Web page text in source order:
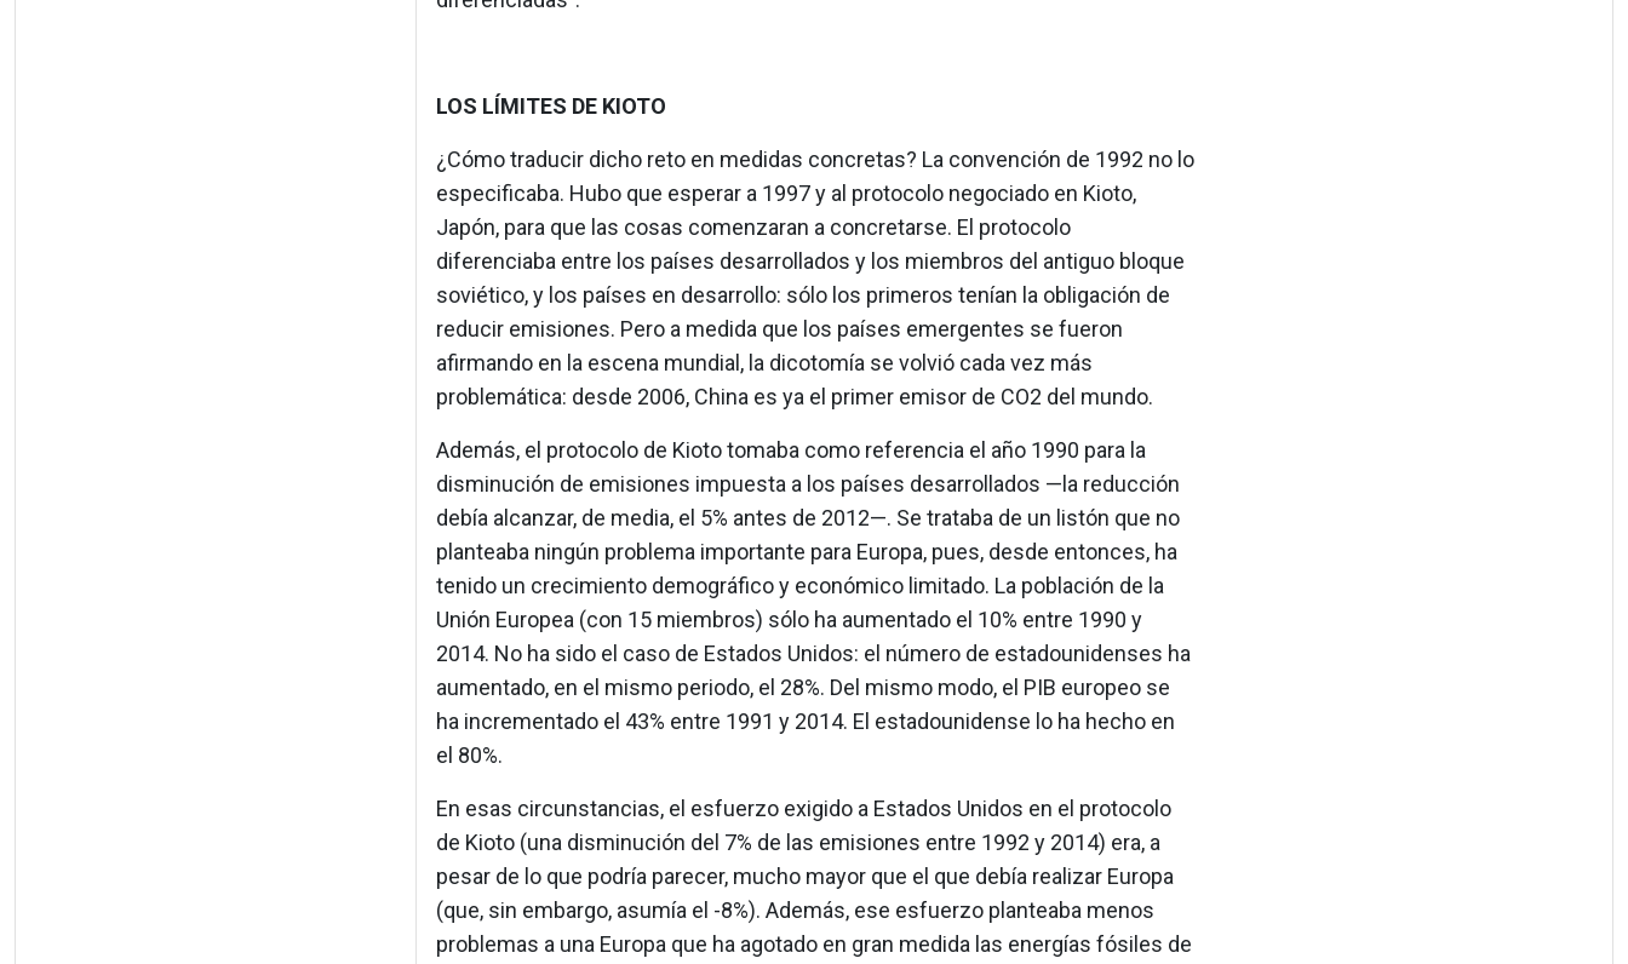
LOS LÍMITES DE KIOTO
¿Cómo traducir dicho reto en medidas concretas? La convención de 1992 no lo
especificaba. Hubo que esperar a 1997 y al protocolo negociado en Kioto,
Japón, para que las cosas comenzaran a concretarse. El protocolo
diferenciaba entre los países desarrollados y los miembros del antiguo bloque
soviético, y los países en desarrollo: sólo los primeros tenían la obligación de
reducir emisiones. Pero a medida que los países emergentes se fueron
afirmando en la escena mundial, la dicotomía se volvió cada vez más
problemática: desde 2006, China es ya el primer emisor de CO2 del mundo.
Además, el protocolo de Kioto tomaba como referencia el año 1990 para la
disminución de emisiones impuesta a los países desarrollados —la reducción
debía alcanzar, de media, el 5% antes de 2012—. Se trataba de un listón que no
planteaba ningún problema importante para Europa, pues, desde entonces, ha
tenido un crecimiento demográfico y económico limitado. La población de la
Unión Europea (con 15 miembros) sólo ha aumentado el 10% entre 1990 y
2014. No ha sido el caso de Estados Unidos: el número de estadounidenses ha
aumentado, en el mismo periodo, el 28%. Del mismo modo, el PIB europeo se
ha incrementado el 43% entre 1991 y 2014. El estadounidense lo ha hecho en
el 80%.
En esas circunstancias, el esfuerzo exigido a Estados Unidos en el protocolo
de Kioto (una disminución del 7% de las emisiones entre 1992 y 2014) era, a
pesar de lo que podría parecer, mucho mayor que el que debía realizar Europa
(que, sin embargo, asumía el ­-8%). Además, ese esfuerzo planteaba menos
problemas a una Europa que ha agotado en gran medida las energías fósiles de